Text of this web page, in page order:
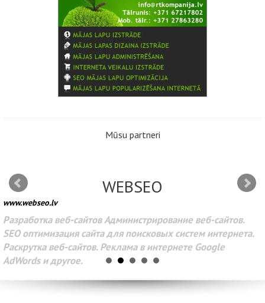
Mūsu partneri
WEBSEO
www.webseo.lv
Разработка веб-сайтов Администрирование веб-сайтов.
SEO оптимизация сайта для поисковых систем интернета.
Раскрутка веб-сайтов. Реклама в интернете Google
AdWords и другое.